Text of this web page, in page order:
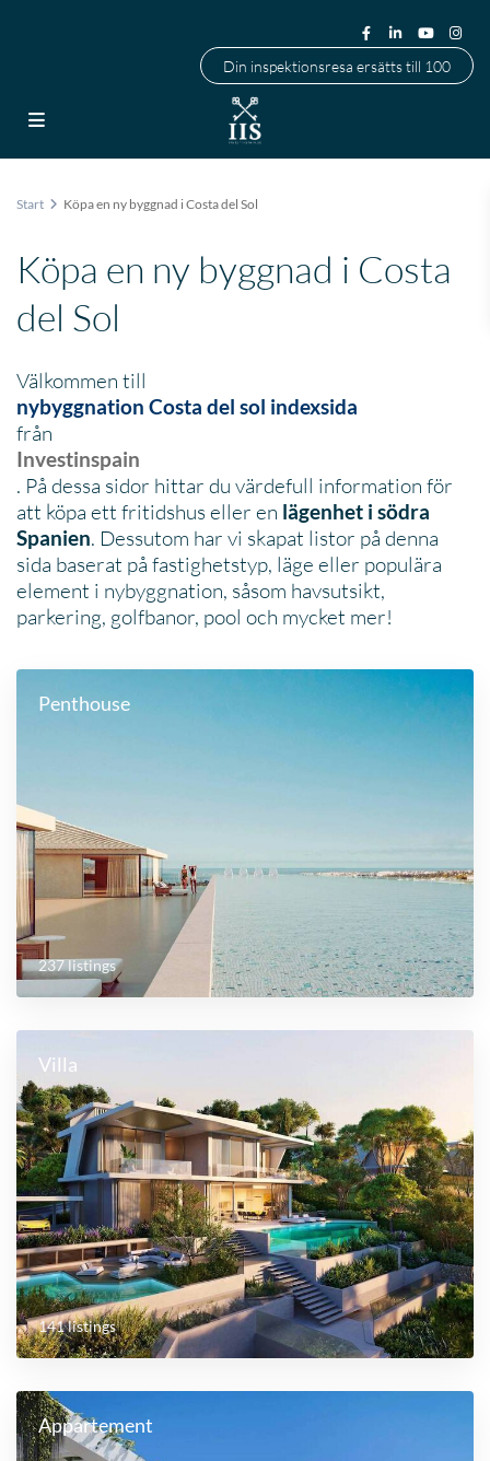
Din inspektionsresa ersätts till 100
Start Köpa en ny byggnad i Costa del Sol
Köpa en ny byggnad i Costa
del Sol
Välkommen till
nybyggnation Costa del sol indexsida
från
Investinspain
. På dessa sidor hittar du värdefull information för
att köpa ett fritidshus eller en lägenhet i södra
Spanien. Dessutom har vi skapat listor på denna
sida baserat på fastighetstyp, läge eller populära
element i nybyggnation, såsom havsutsikt,
parkering, golfbanor, pool och mycket mer!
Penthouse
237 listings
Villa
141 listings
Appartement